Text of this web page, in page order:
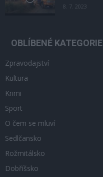
8. 7. 2023
OBLÍBENÉ KATEGORIE
Zpravodajství
Kultura
Krimi
Sport
O čem se mluví
Sedlčansko
Rožmitálsko
Dobříšsko